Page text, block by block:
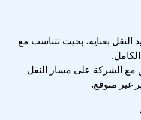
النقل بعناية، بحيث تتناسب مع
مع الشركة على مسار النقل
غير متوقع.